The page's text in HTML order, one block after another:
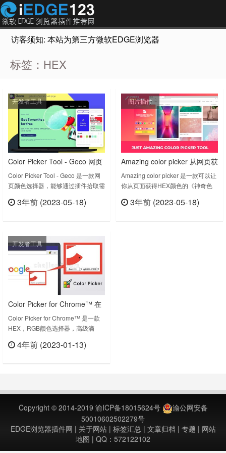
访客须知: 本站为第三方微软EDGE浏览器插件推荐网站，
标签：HEX
开发者工具
Color Picker Tool - Geco 网页
颜色选择器 支持RGB、HEX格
式
Color Picker Tool - Geco 是一款网
页颜色选择器，能够通过插件拾取需
码格式。Geco v1.0.3.0上次更新日
3年前 (2023-05-18)
图片插件
Amazing color picker 从网页获
得HEX颜色 可转换成RGB、
HEX或HSV等格式
Amazing color picker 是一款可以让
你从页面获得HEX颜色的《神奇色
设计师、营销人员或软件开发人员，
3年前 (2023-05-18)
开发者工具
Color Picker for Chrome™ 在
网页上拾取颜色 获取颜色
HEX/RGB代码
Color Picker for Chrome™ 是一款
HEX，RGB颜色选择器，高级滴
得颜色的HEX/RGB代码。如何使用
✓ 再点击所需拾取颜色的地方，它
色代码的信息✓ 复制代码并复……
4年前 (2023-01-13)
Copyright © 2014-2019 渝ICP备18015624号
渝公网安备
50010602502279号
EDGE浏览器插件网 | 关于网站| 标签汇总| 文章归档 | 专题 | 网站
地图 | QQ：572122102